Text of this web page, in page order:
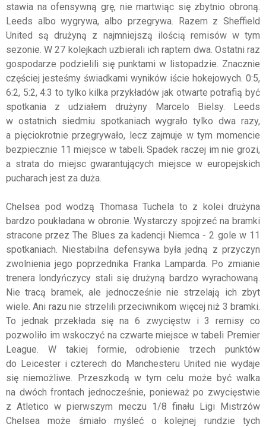
stawia na ofensywną grę, nie martwiąc się zbytnio obroną.
Leeds albo wygrywa, albo przegrywa. Razem z Sheffield
United są drużyną z najmniejszą ilością remisów w tym
sezonie. W 27 kolejkach uzbierali ich raptem dwa. Ostatni raz
gospodarze podzielili się punktami w listopadzie. Znacznie
częściej jesteśmy świadkami wyników iście hokejowych. 0:5,
6:2, 5:2, 4:3 to tylko kilka przykładów jak otwarte potrafią być
spotkania z udziałem drużyny Marcelo Bielsy. Leeds
w ostatnich siedmiu spotkaniach wygrało tylko dwa razy,
a pięciokrotnie przegrywało, lecz zajmuje w tym momencie
bezpiecznie 11 miejsce w tabeli. Spadek raczej im nie grozi,
a strata do miejsc gwarantujących miejsce w europejskich
pucharach jest za duża.
Chelsea pod wodzą Thomasa Tuchela to z kolei drużyna
bardzo poukładana w obronie. Wystarczy spojrzeć na bramki
stracone przez The Blues za kadencji Niemca - 2 gole w 11
spotkaniach. Niestabilna defensywa była jedną z przyczyn
zwolnienia jego poprzednika Franka Lamparda. Po zmianie
trenera londyńczycy stali się drużyną bardzo wyrachowaną.
Nie tracą bramek, ale jednocześnie nie strzelają ich zbyt
wiele. Ani razu nie strzelili przeciwnikom więcej niż 3 bramki.
To jednak przekłada się na 6 zwycięstw i 3 remisy co
pozwoliło im wskoczyć na czwarte miejsce w tabeli Premier
League. W takiej formie, odrobienie trzech punktów
do Leicester i czterech do Manchesteru United nie wydaje
się niemożliwe. Przeszkodą w tym celu może być walka
na dwóch frontach jednocześnie, ponieważ po zwycięstwie
z Atletico w pierwszym meczu 1/8 finału Ligi Mistrzów
Chelsea może śmiało myśleć o kolejnej rundzie tych